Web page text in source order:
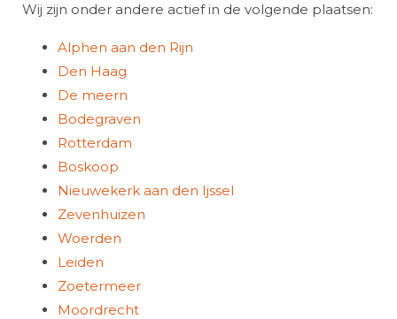
Wij zijn onder andere actief in de volgende plaatsen:
Alphen aan den Rijn
Den Haag
De meern
Bodegraven
Rotterdam
Boskoop
Nieuwekerk aan den Ijssel
Zevenhuizen
Woerden
Leiden
Zoetermeer
Moordrecht